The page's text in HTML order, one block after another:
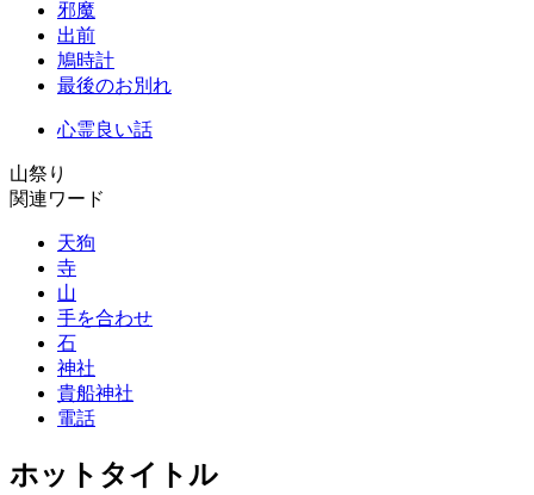
邪魔
出前
鳩時計
最後のお別れ
心霊良い話
山祭り
関連ワード
天狗
寺
山
手を合わせ
石
神社
貴船神社
電話
ホットタイトル